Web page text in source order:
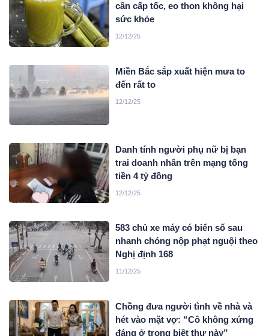
cân cấp tốc, eo thon không hại
sức khỏe
12/12/25
Miền Bắc sắp xuất hiện mưa to
đến rất to
12/12/25
Danh tính người phụ nữ bị bạn
trai doanh nhân trên mạng tống
tiền 4 tỷ đồng
12/12/25
583 chủ xe máy có biển số sau
nhanh chóng nộp phạt nguội theo
Nghị định 168
11/12/25
Chồng đưa người tình về nhà và
hét vào mặt vợ: “Cô không xứng
đáng ở trong biệt thự này”